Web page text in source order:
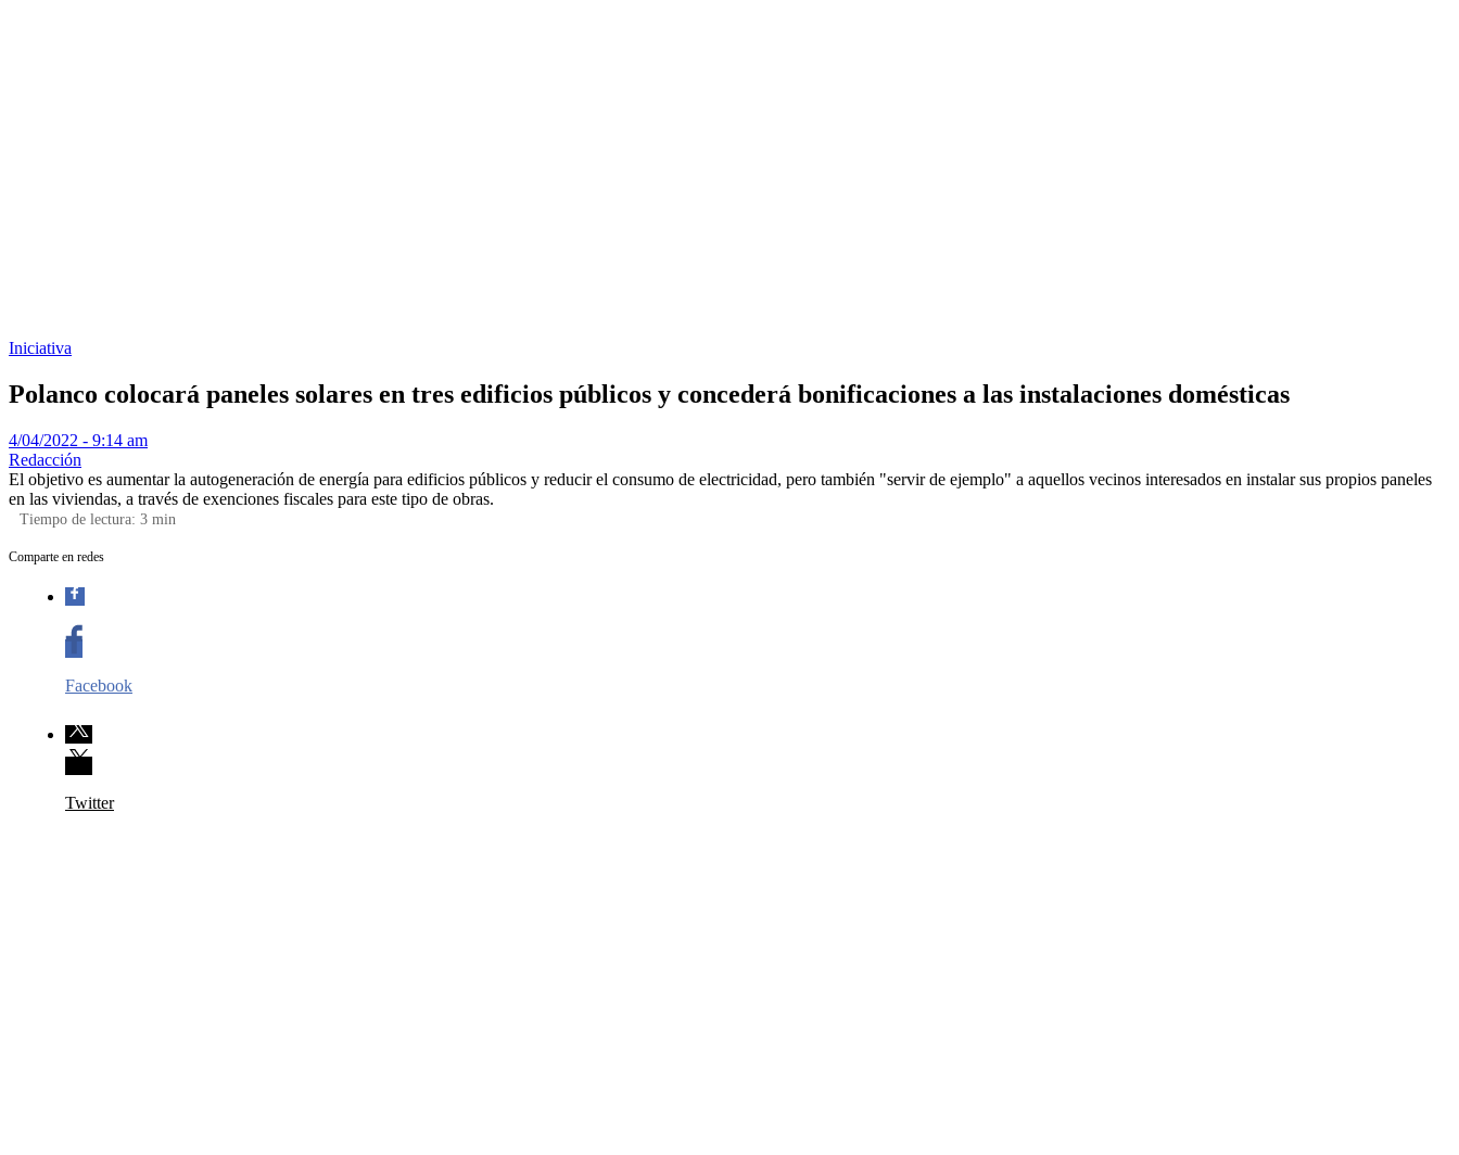
Iniciativa
Polanco colocará paneles solares en tres edificios públicos y concederá bonificaciones a las instalaciones domésticas
4/04/2022 - 9:14 am
Redacción
El objetivo es aumentar la autogeneración de energía para edificios públicos y reducir el consumo de electricidad, pero también "servir de ejemplo" a aquellos vecinos interesados en instalar sus propios paneles
en las viviendas, a través de exenciones fiscales para este tipo de obras.
Tiempo de lectura: 3 min
Comparte en redes
Facebook
Twitter